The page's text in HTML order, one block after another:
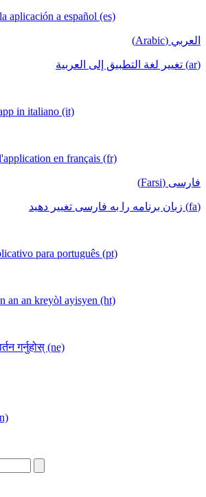
aplicación a español (es)
العربي (Arabic)
(ar) تغيير لغة التطبيق إلى العربية
in italiano (it)
en français (fr)
فارسی (Farsi)
(fa) زبان برنامه را به فارسی تغییر دهید
para português (pt)
an an kreyòl ayisyen (ht)
गर्नुहोस् (ne)